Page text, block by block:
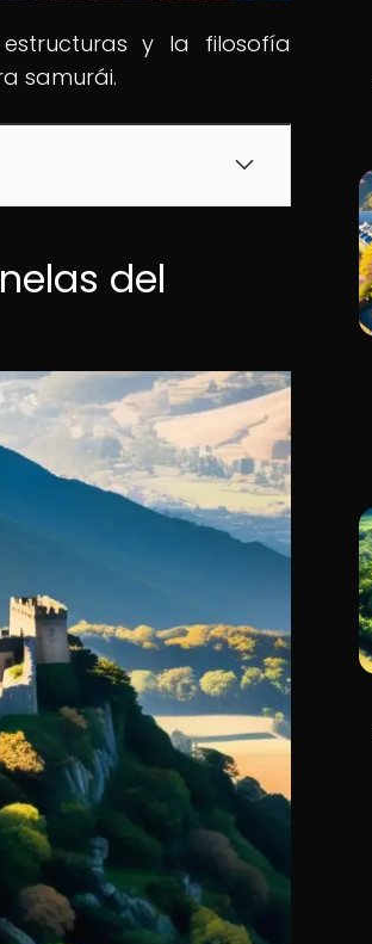
y la filosofía
samurái.
del